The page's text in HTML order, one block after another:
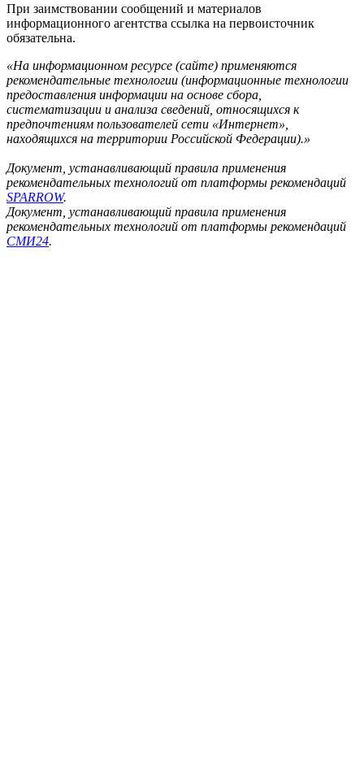
При заимствовании сообщений и материалов
информационного агентства ссылка на первоисточник
обязательна.
«На информационном ресурсе (сайте) применяются
рекомендательные технологии (информационные технологии
предоставления информации на основе сбора,
систематизации и анализа сведений, относящихся к
предпочтениям пользователей сети «Интернет»,
находящихся на территории Российской Федерации).»
Документ, устанавливающий правила применения
рекомендательных технологий от платформы рекомендаций
SPARROW.
Документ, устанавливающий правила применения
рекомендательных технологий от платформы рекомендаций
СМИ24.